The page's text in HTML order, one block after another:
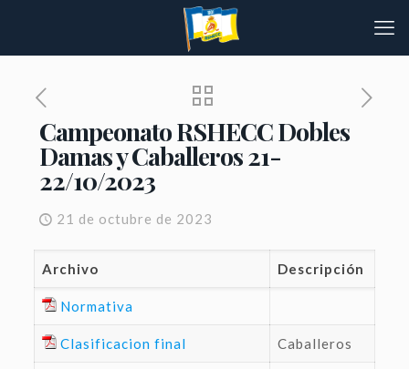
Campeonato RSHECC Dobles
Damas y Caballeros 21-
22/10/2023
21 de octubre de 2023
Archivo Descripción
Normativa
Clasificacion final Caballeros